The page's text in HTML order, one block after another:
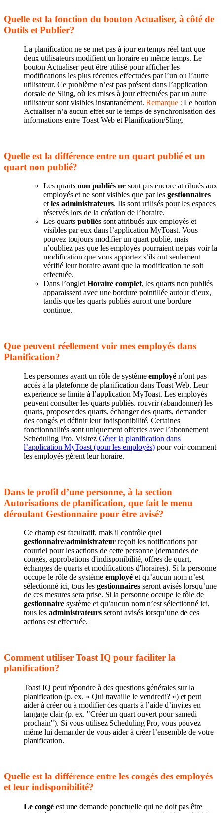
Quelle est la fonction du bouton Actualiser, à côté de
Outils et Publier?
La planification ne se met pas à jour en temps réel tant que
deux utilisateurs modifient un horaire en même temps. Le
bouton Actualiser peut être utilisé pour afficher les
modifications les plus récentes effectuées par l’un ou l’autre
utilisateur. Ce problème n’est pas présent dans l’application
dorsale de Sling, où les mises à jour effectuées par un autre
utilisateur sont visibles instantanément. Remarque : Le bouton
Actualiser n’a aucun effet sur le temps de synchronisation des
informations entre Toast Web et Planification/Sling.
Quelle est la différence entre un quart publié et un
quart non publié?
Les quarts non publiés ne sont pas encore attribués aux
employés et ne sont visibles que par les gestionnaires
etles administrateurs. Ils sont utilisés pour les espaces
réservés lors de la création de l’horaire.
Les quarts publiés sont attribués aux employés et
visibles par eux dans l’application MyToast. Vous
pouvez toujours modifier un quart publié, mais
n’oubliez pas que les employés pourraient ne pas voir la
modification que vous apportez s’ils ont seulement
vérifié leur horaire avant que la modification ne soit
effectuée.
Dans l’ongletHoraire complet, les quarts non publiés
apparaissent avec une bordure pointillée autour d’eux,
tandis que les quarts publiés auront une bordure
continue.
Que peuvent réellement voir mes employés dans
Planification?
Les personnes ayant un rôle de système employé n’ont pas
accès à la plateforme de planification dans Toast Web. Leur
expérience se limite à l’application MyToast. Les employés
peuvent consulter les quarts publiés, rouvrir (abandonner) les
quarts, proposer des quarts, échanger des quarts, demander
des congés et définir leur indisponibilité. Certaines
fonctionnalités sont uniquement offertes avec l’abonnement
Scheduling Pro. Visitez Gérer la planification dans
l’application MyToast (pour les employés) pour voir comment
les employés gèrent leur horaire.
Dans le profil d’une personne, à la section
Autorisations de planification, que fait le menu
déroulant Gestionnaire pour être avisé?
Ce champ est facultatif, mais il contrôle quel
gestionnaire/administrateur reçoit les notifications par
courriel pour les actions de cette personne (demandes de
congés, approbations d'indisponibilité, offres de quart,
échanges de quarts et modifications d'horaires). Si la personne
occupe le rôle de système employé et qu’aucun nom n’est
sélectionné ici, tous les gestionnaires seront avisés lorsqu’une
de ces mesures sera prise. Si la personne occupe le rôle de
gestionnaire système et qu’aucun nom n’est sélectionné ici,
tous les administrateurs seront avisés lorsqu’une de ces
actions est effectuée.
Comment utiliser Toast IQ pour faciliter la
planification?
Toast IQ peut répondre à des questions générales sur la
planification (p. ex. « Qui travaille le vendredi? ») et peut
aider à créer ou à modifier des quarts à l’aide d’invites en
langage clair (p. ex. "Créer un quart ouvert pour samedi
prochain"). Si vous utilisez Scheduling Pro, vous pouvez
même lui demander de vous aider à créer l’ensemble de votre
planification.
Quelle est la différence entre les congés des employés
et leur indisponibilité?
Le congé est une demande ponctuelle qui ne doit pas être